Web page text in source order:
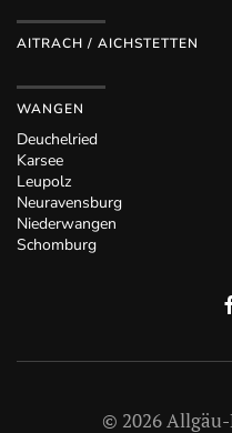
AITRACH / AICHSTETTEN
WANGEN
Deuchelried
Karsee
Leupolz
Neuravensburg
Niederwangen
Schomburg
© 2026Allgäu-